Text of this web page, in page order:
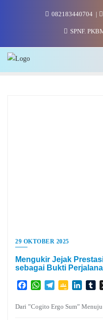
082183440704
SPNF.
29 OKTOBER 2025
Mengukir Jejak
sebagai Bukti
FacebookWhatsApp
TelegramGoogle
Dari ”Cogito Ergo Sum”